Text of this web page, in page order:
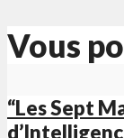
Vous
“Les Sept